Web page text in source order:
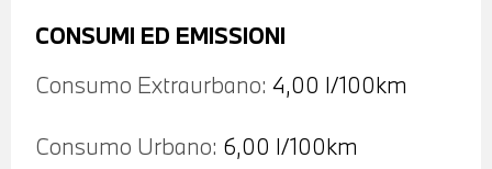
CONSUMI ED EMISSIONI
Consumo Extraurbano: 4,00 l/100km
Consumo Urbano: 6,00 l/100km